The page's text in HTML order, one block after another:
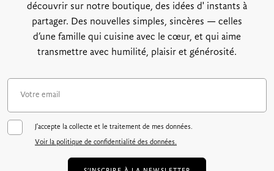
découvrir sur notre boutique, des idées d' instants à
partager. Des nouvelles simples, sincères — celles
d’une famille qui cuisine avec le cœur, et qui aime
transmettre avec humilité, plaisir et générosité.
J'accepte la collecte et le traitement de mes données.
Voir la politique de confidentialité des données.